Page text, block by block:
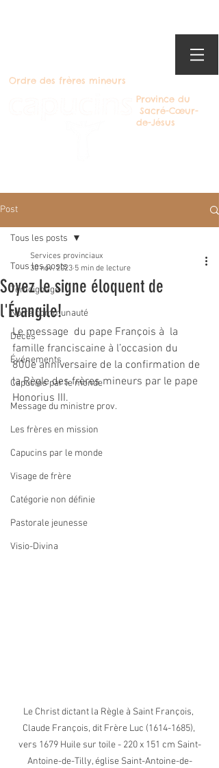
Ordre des frères mineurs
Province du
Sacré-Cœur-
de-Jésus
Post
Tous les posts
Témoignage
Notre communauté
Décès
Événements
Capucins par le monde
Message du ministre prov.
Les frères en mission
Capucins par le monde
Visage de frère
Catégorie non définie
Pastorale jeunesse
Visio-Divina
Tous les posts
Soyez le signe éloquent de
l'Évangile!
Services provinciaux
30 nov. 2023 5 min de lecture
Le message  du pape François à  la
famille franciscaine à l’occasion du
800e anniversaire de la confirmation de
la Règle des frères mineurs par le pape
Honorius III.
Le Christ dictant la Règle à Saint François,
Claude François, dit Frère Luc (1614-1685),
vers 1679 Huile sur toile - 220 x 151 cm Saint-
Antoine-de-Tilly, église Saint-Antoine-de-